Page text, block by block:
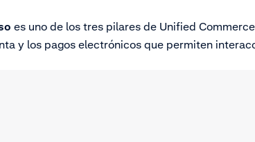
es uno de los tres pilares de Unified
y los pagos electrónicos que permiten